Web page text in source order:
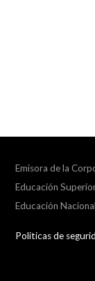
Emisora de la
Educación
Educación
Politicas de